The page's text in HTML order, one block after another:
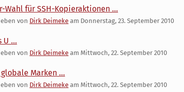
Wahl für SSH-Kopieraktionen ...
von Dirk Deimeke am Donnerstag, 23. September 2010
U ...
von Dirk Deimeke am Mittwoch, 22. September 2010
Marken ...
von Dirk Deimeke am Mittwoch, 22. September 2010